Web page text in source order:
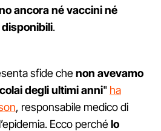
ancora né vaccini né
.
sfide chenon avevamo
degli ultimi anni" ha
, responsabile medico di
Ecco perchélo